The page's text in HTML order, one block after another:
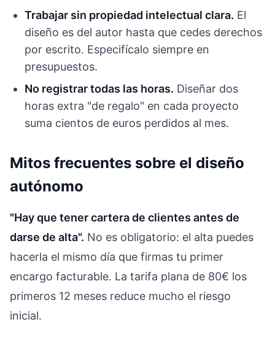
Trabajar sin propiedad intelectual clara. El
diseño es del autor hasta que cedes derechos
por escrito. Especifícalo siempre en
presupuestos.
No registrar todas las horas. Diseñar dos
horas extra "de regalo" en cada proyecto
suma cientos de euros perdidos al mes.
Mitos frecuentes sobre el diseño
autónomo
"Hay que tener cartera de clientes antes de
darse de alta". No es obligatorio: el alta puedes
hacerla el mismo día que firmas tu primer
encargo facturable. La tarifa plana de 80€ los
primeros 12 meses reduce mucho el riesgo
inicial.